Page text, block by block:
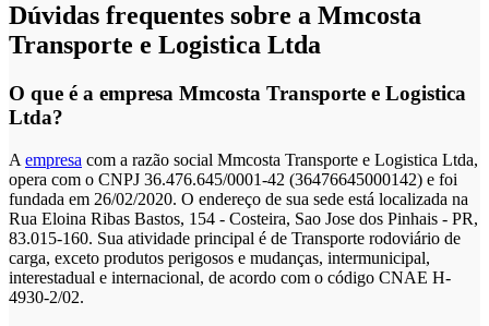
Dúvidas frequentes sobre a Mmcosta
Transporte e Logistica Ltda
O que é a empresa Mmcosta Transporte e Logistica
Ltda?
A empresa com a razão social Mmcosta Transporte e Logistica Ltda,
opera com o CNPJ 36.476.645/0001-42 (36476645000142) e foi
fundada em 26/02/2020. O endereço de sua sede está localizada na
Rua Eloina Ribas Bastos, 154 - Costeira, Sao Jose dos Pinhais - PR,
83.015-160. Sua atividade principal é de Transporte rodoviário de
carga, exceto produtos perigosos e mudanças, intermunicipal,
interestadual e internacional, de acordo com o código CNAE H-
4930-2/02.